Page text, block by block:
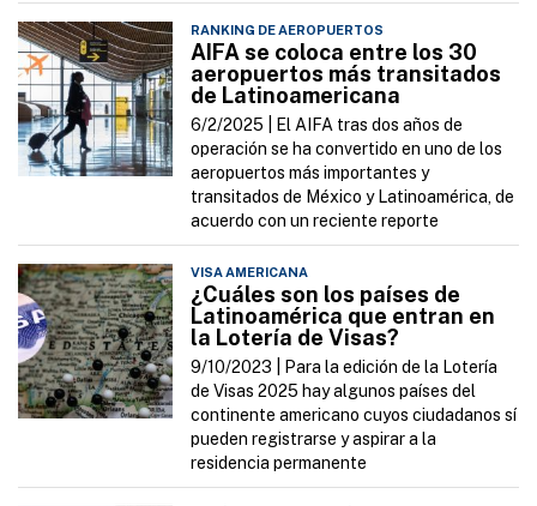
RANKING DE AEROPUERTOS
AIFA se coloca entre los 30
aeropuertos más transitados
de Latinoamericana
6/2/2025 |
El AIFA tras dos años de
operación se ha convertido en uno de los
aeropuertos más importantes y
transitados de México y Latinoamérica, de
acuerdo con un reciente reporte
VISA AMERICANA
¿Cuáles son los países de
Latinoamérica que entran en
la Lotería de Visas?
9/10/2023 |
Para la edición de la Lotería
de Visas 2025 hay algunos países del
continente americano cuyos ciudadanos sí
pueden registrarse y aspirar a la
residencia permanente